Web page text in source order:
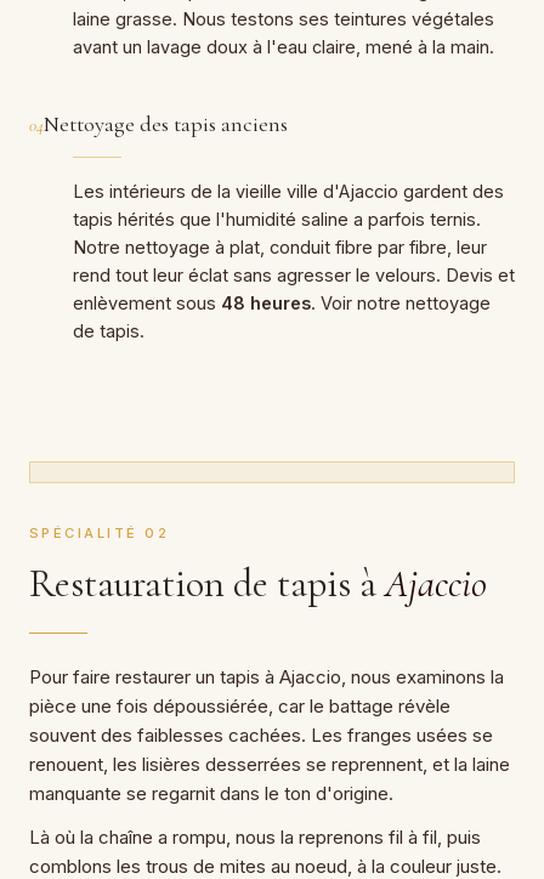
laine grasse. Nous testons ses teintures végétales
avant un lavage doux à l'eau claire, mené à la main.
04Nettoyage des tapis anciens
Les intérieurs de la vieille ville d'Ajaccio gardent des
tapis hérités que l'humidité saline a parfois ternis.
Notre nettoyage à plat, conduit fibre par fibre, leur
rend tout leur éclat sans agresser le velours. Devis et
enlèvement sous 48 heures. Voir notre nettoyage
de tapis.
SPÉCIALITÉ 02
Restauration de tapis àAjaccio
Pour faire restaurer un tapis à Ajaccio, nous examinons la
pièce une fois dépoussiérée, car le battage révèle
souvent des faiblesses cachées. Les franges usées se
renouent, les lisières desserrées se reprennent, et la laine
manquante se regarnit dans le ton d'origine.
Là où la chaîne a rompu, nous la reprenons fil à fil, puis
comblons les trous de mites au noeud, à la couleur juste.